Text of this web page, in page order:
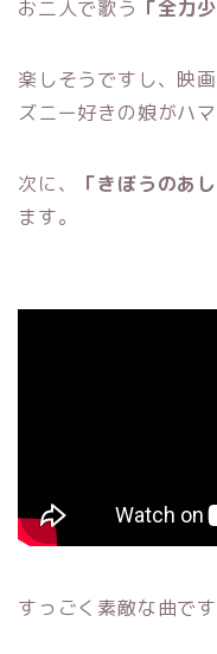
お二人で歌う 「全力
楽しそうですし、映
ズニー好きの娘がハ
次に、 「きぼうのあ
ます。
すっごく素敵な曲です